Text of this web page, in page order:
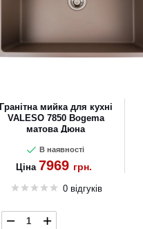
Гранітна мийка для кухні
VALESO 7850 Bogema
матова Дюна
В наявності
Ціна 7969 грн.
0 відгуків